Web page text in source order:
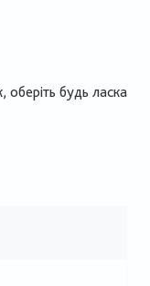
будь ласка